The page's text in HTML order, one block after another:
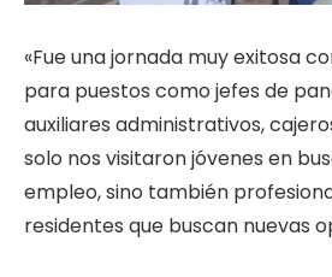
«Fue una jornada muy exitosa
para puestos como jefes de
auxiliares administrativos,
solo nos visitaron jóvenes en
empleo, sino también
residentes que buscan nuevas